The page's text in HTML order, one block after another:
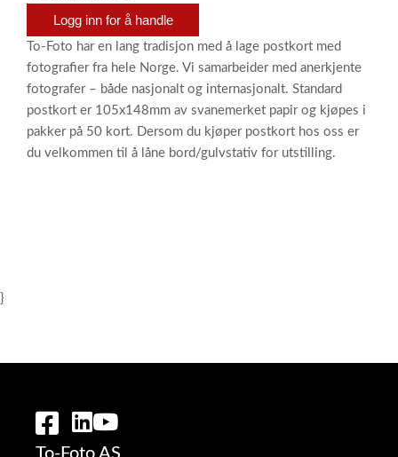
Logg inn for å handle
To-Foto har en lang tradisjon med å lage postkort med
fotografier fra hele Norge. Vi samarbeider med anerkjente
fotografer – både nasjonalt og internasjonalt. Standard
postkort er 105x148mm av svanemerket papir og kjøpes i
pakker på 50 kort. Dersom du kjøper postkort hos oss er
du velkommen til å låne bord/gulvstativ for utstilling.
}
To-Foto AS